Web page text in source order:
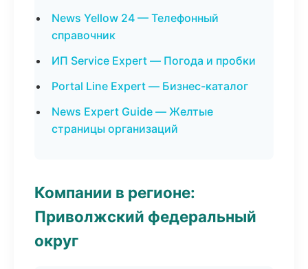
News Yellow 24 — Телефонный
справочник
ИП Service Expert — Погода и пробки
Portal Line Expert — Бизнес-каталог
News Expert Guide — Желтые
страницы организаций
Компании в регионе:
Приволжский федеральный
округ